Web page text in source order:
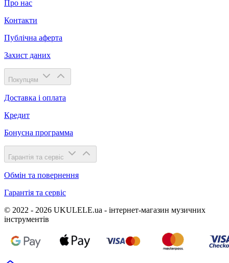
Про нас
Контакти
Публічна аферта
Захист даних
Покупцям
Доставка і оплата
Кредит
Бонусна программа
Гарантія та сервіс
Обмін та повернення
Гарантія та сервіс
© 2022 - 2026 UKULELE.ua - інтернет-магазин музичних
інструментів